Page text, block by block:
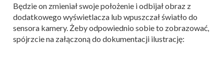
Będzie on zmieniał swoje położenie i odbijał obraz z
dodatkowego wyświetlacza lub wpuszczał światło do
sensora kamery. Żeby odpowiednio sobie to zobrazować,
spójrzcie na załączoną do dokumentacji ilustrację: